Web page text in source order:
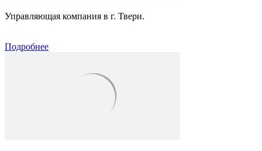
Управляющая компания в г. Твери.
Подробнее